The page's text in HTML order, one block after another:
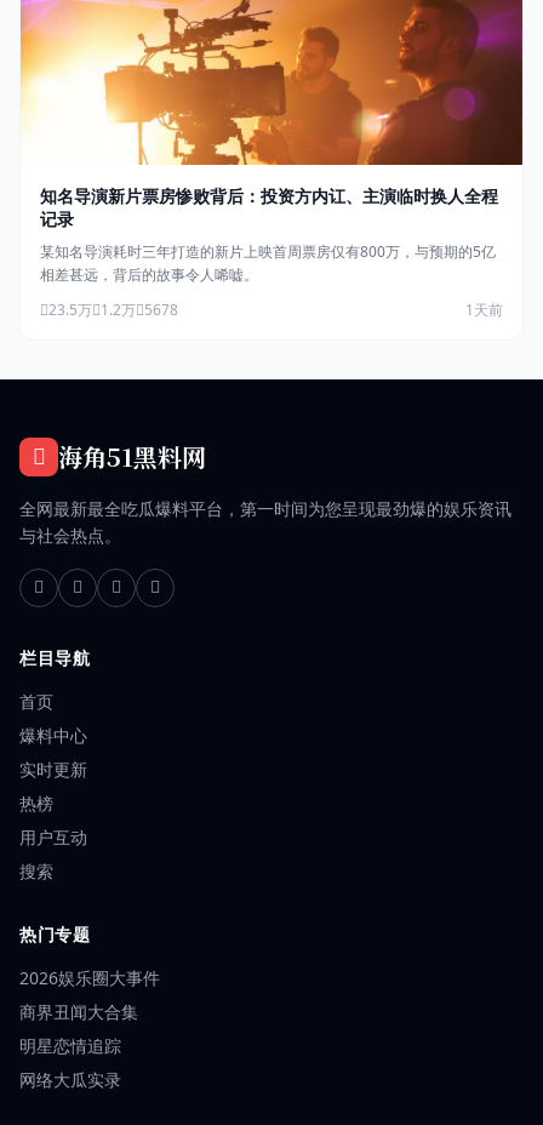
知名导演新片票房惨败背后：投资方内讧、主演临时换人全程
记录
某知名导演耗时三年打造的新片上映首周票房仅有800万，与预期的5亿
相差甚远，背后的故事令人唏嘘。
23.5万 1.2万 5678 1天前
海角51黑料网
全网最新最全吃瓜爆料平台，第一时间为您呈现最劲爆的娱乐资讯
与社会热点。
栏目导航
首页
爆料中心
实时更新
热榜
用户互动
搜索
热门专题
2026娱乐圈大事件
商界丑闻大合集
明星恋情追踪
网络大瓜实录